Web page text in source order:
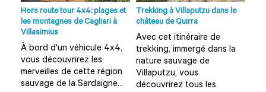
Hors route tour 4x4: plages et
les montagnes de Cagliari à
Villasimius
À bord d'un véhicule 4x4,
vous découvrirez les
merveilles de cette région
sauvage de la Sardaigne...
Trekking à Villaputzu dans le
château de Quirra
Avec cet itinéraire de
trekking, immergé dans la
nature sauvage de
Villaputzu, vous
découvrirez tous les